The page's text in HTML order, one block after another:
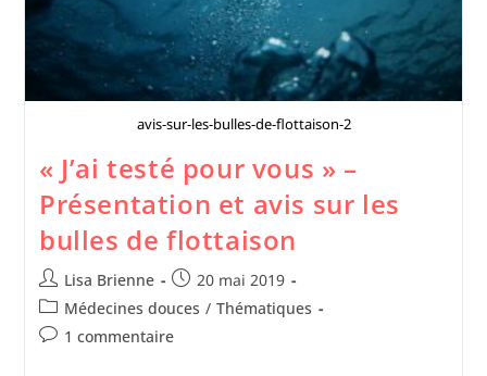
avis-sur-les-bulles-de-flottaison-2
« J’ai testé pour vous » –
Présentation et avis sur les
bulles de flottaison
Lisa Brienne
20 mai 2019
Médecines douces / Thématiques
1 commentaire